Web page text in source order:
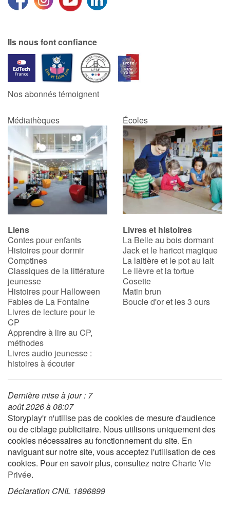
Ils nous font confiance
Nos abonnés témoignent
Médiathèques Écoles
Liens
Contes pour enfants
Histoires pour dormir
Comptines
Classiques de la littérature
jeunesse
Histoires pour Halloween
Fables de La Fontaine
Livres de lecture pour le
CP
Apprendre à lire au CP,
méthodes
Livres audio jeunesse :
histoires à écouter
Livres et histoires
La Belle au bois dormant
Jack et le haricot magique
La laitière et le pot au lait
Le lièvre et la tortue
Cosette
Matin brun
Boucle d'or et les 3 ours
Dernière mise à jour : 7
août 2026 à 08:07
Storyplay'r n'utilise pas de cookies de mesure d'audience
ou de ciblage publicitaire. Nous utilisons uniquement des
cookies nécessaires au fonctionnement du site. En
naviguant sur notre site, vous acceptez l'utilisation de ces
cookies. Pour en savoir plus, consultez notreCharte Vie
Privée.
Déclaration CNIL 1896899